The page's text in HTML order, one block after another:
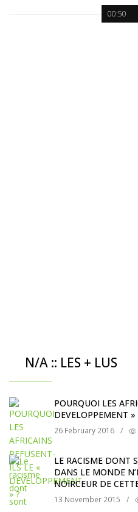
00:50
N/A :: LES + LUS
POURQUOI LES
DEVELOPPEMENT »
26 February 2016 /
LE RACISME DONT
DANS LE MONDE
NOIRCEUR DE
13 November 2015 /